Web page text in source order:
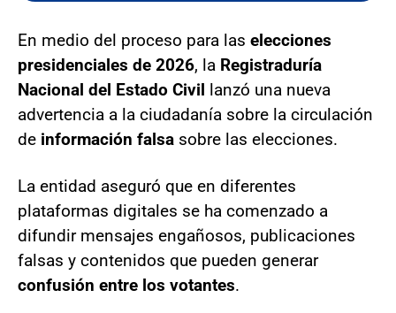
En medio del proceso para las elecciones
presidenciales de 2026, la Registraduría
Nacional del Estado Civil lanzó una nueva
advertencia a la ciudadanía sobre la circulación
de información falsa sobre las elecciones.
La entidad aseguró que en diferentes
plataformas digitales se ha comenzado a
difundir mensajes engañosos, publicaciones
falsas y contenidos que pueden generar
confusión entre los votantes.